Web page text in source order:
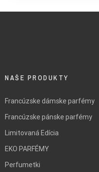
NAŠE PRODUKTY
Francúzske dámske parfémy
Francúzske pánske parfémy
Limitovaná Edícia
EKO PARFÉMY
Perfumetki